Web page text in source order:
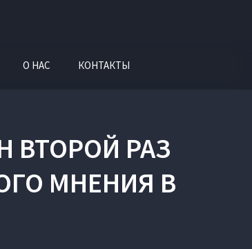
О НАС КОНТАКТЫ
ВТОРОЙ РАЗ
МНЕНИЯ В